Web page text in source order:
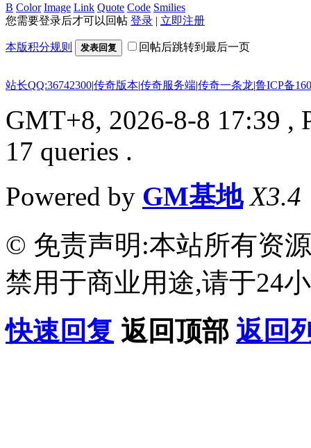
B Color Image Link Quote Code Smilies
您需要登录后才可以回帖 登录 | 立即注册
本版积分规则 发表回复 回帖后跳转到最后一页
站长QQ:36742300|传奇版本|传奇服务端|传奇一条龙|鲁ICP备
GMT+8, 2026-8-8 17:39 ,
17 queries .
Powered by GM基地 X3.4
© 免责声明:本站所有资
禁用于商业用途,请于24
快速回复 返回顶部 返回